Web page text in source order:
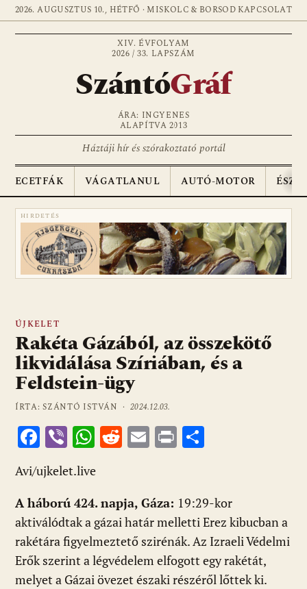
2026. AUGUSZTUS 10., HÉTFŐ · MISKOLC & BORSOD KAPCSOLAT
XIV. ÉVFOLYAM
2026 / 33. LAPSZÁM
SzántóGráf
ÁRA: INGYENES
ALAPÍTVA 2013
Háztáji hír és szórakoztató portál
ECETFÁK VÁGATLANUL AUTÓ-MOTOR
HIRDETÉS
ÚJKELET
Rakéta Gázából, az összekötő
likvidálása Szíriában, és a
Feldstein-ügy
ÍRTA: SZÁNTÓ ISTVÁN ·2024.12.03.
F
ac
e
b
o
o
k
Vi
b
er
W
at
s
A
p
p
R
di
t
E
l
Pr
m
e
g
Avi/ujkelet.live
A háború 424. napja, Gáza: 19:29-kor
aktiválódtak a gázai határ melletti Erez kibucban a
rakétára figyelmeztető szirénák. Az Izraeli Védelmi
Erők szerint a légvédelem elfogott egy rakétát,
melyet a Gázai övezet északi részéről lőttek ki.